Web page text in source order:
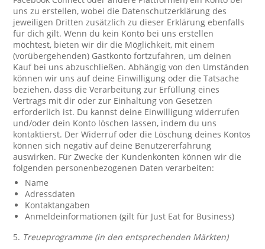
uns zu erstellen, wobei die Datenschutzerklärung des
jeweiligen Dritten zusätzlich zu dieser Erklärung ebenfalls
für dich gilt. Wenn du kein Konto bei uns erstellen
möchtest, bieten wir dir die Möglichkeit, mit einem
(vorübergehenden) Gastkonto fortzufahren, um deinen
Kauf bei uns abzuschließen. Abhängig von den Umständen
können wir uns auf deine Einwilligung oder die Tatsache
beziehen, dass die Verarbeitung zur Erfüllung eines
Vertrags mit dir oder zur Einhaltung von Gesetzen
erforderlich ist. Du kannst deine Einwilligung widerrufen
und/oder dein Konto löschen lassen, indem du uns
kontaktierst. Der Widerruf oder die Löschung deines Kontos
können sich negativ auf deine Benutzererfahrung
auswirken. Für Zwecke der Kundenkonten können wir die
folgenden personenbezogenen Daten verarbeiten:
Name
Adressdaten
Kontaktangaben
Anmeldeinformationen (gilt für Just Eat for Business)
5. Treueprogramme (in den entsprechenden Märkten)